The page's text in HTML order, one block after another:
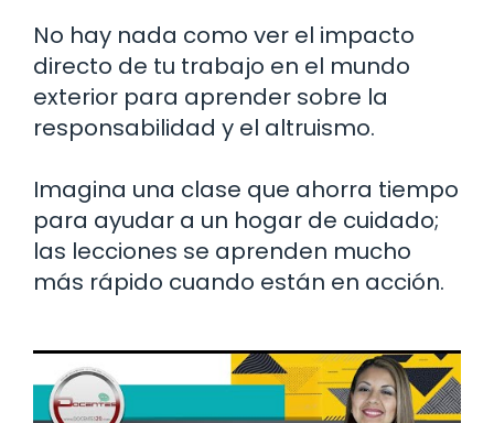
No hay nada como ver el impacto
directo de tu trabajo en el mundo
exterior para aprender sobre la
responsabilidad y el altruismo.
Imagina una clase que ahorra tiempo
para ayudar a un hogar de cuidado;
las lecciones se aprenden mucho
más rápido cuando están en acción.